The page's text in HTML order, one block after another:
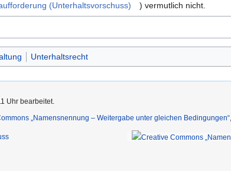
(Unterhaltsvorschuss) ) vermutlich nicht.
Unterhaltsrecht
Uhr bearbeitet.
„Namensnennung – Weitergabe unter gleichen Bedingungen“